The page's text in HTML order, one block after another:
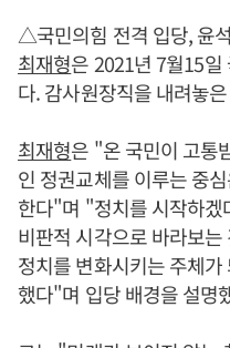
△국민의힘 전격 입당, 윤
최재형은 2021년 7월15일
다. 감사원장직을 내려놓
최재형은 "온 국민이 고통
인 정권교체를 이루는 중
한다"며 "정치를 시작하겠
비판적 시각으로 바라보
정치를 변화시키는 주체
했다"며 입당 배경을 설명